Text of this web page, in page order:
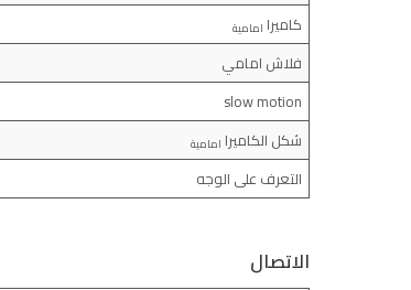
كاميرا امامية
فلاش امامي
slow motion
شكل الكاميرا امامية
التعرف على الوجه
الاتصال